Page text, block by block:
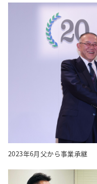
2023年6月父から事業承継